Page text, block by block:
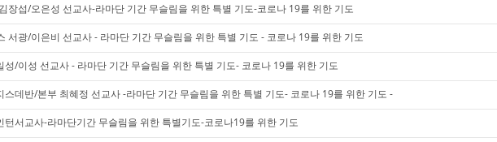
장섭/오은성 선교사-라마단 기간 무슬림을 위한 특별 기도-코로나 19를 위한 기도
서광/이은비 선교사 - 라마단 기간 무슬림을 위한 특별 기도 - 코로나 19를 위한 기도
성/이성 선교사 - 라마단 기간 무슬림을 위한 특별 기도- 코로나 19를 위한 기도
스데반/본부 최혜정 선교사 -라마단 기간 무슬림을 위한 특별 기도- 코로나 19를 위한 기도 -
턴서교사-라마단기간 무슬림을 위한 특별기도-코로나19를 위한 기도